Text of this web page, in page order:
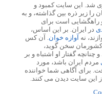
اسفند ۱۳۸۷ پایه گذاری شد. این سایت کمبود و
را زیر ذره بین گذاشته، و به
راهگشایی است برای
در ایران. بر این اساس،
نه آوازه خوان . آن کس
کشورمان سخن گوید،
گفتار او اشتباه و بر
مردم ایران باشد، مورد
برای آگاهی شما خواننده